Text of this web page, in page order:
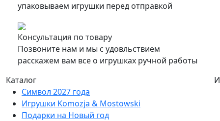
упаковываем игрушки перед отправкой
Консультация по товару
Позвоните нам и мы с удовльствием
расскажем вам все о игрушках ручной работы
Каталог
Символ 2027 года
Игрушки Komozja & Mostowski
Подарки на Новый год